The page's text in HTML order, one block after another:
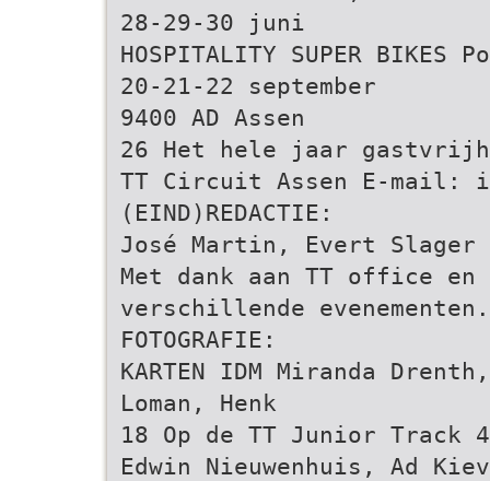
28-29-30 juni
HOSPITALITY SUPER BIKES
20-21-22 september
9400 AD Assen
26 Het hele jaar
TT Circuit Assen E-mail:
(EIND)REDACTIE:
José Martin, Evert Slager
Met dank aan TT office
verschillende evenementen.
FOTOGRAFIE:
KARTEN IDM Miranda
Loman, Henk
18 Op de TT Junior Track
Edwin Nieuwenhuis, Ad